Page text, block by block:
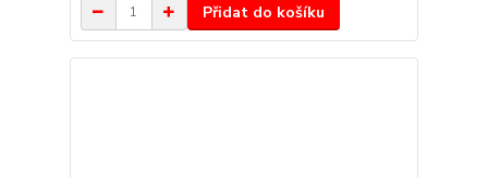
Přidat do košíku